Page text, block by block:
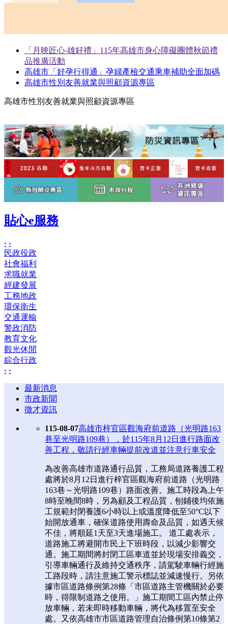
「月映匠心‧雄好禮」115年高雄市身心障礙團體秋節禮
品推廣活動
高雄市「好孕行得通」孕婦產檢交通乘車補助全面加碼
高雄市性別友善就業與照顧資源專區
高雄市性別友善就業與照顧資源專區
貼心e服務
‹ ›
民政役政
社會福利
求職就業
經建發展
工務地政
環保衛生
交通運輸
警政消防
教育文化
觀光休閒
綜合行政
‹ ›
最新消息
市政新聞
徵才資訊
115-08-07高雄市梓官區觀海府前道路（光明路163
巷至光明路109巷），於115年8月12日進行路面改
善工程，敬請行經車輛提前改道並注意行車安全
為改善高雄市道路通行品質，工務局道路養護工程
處將於8月12日進行梓官區觀海府前道路（光明路
163巷～光明路109巷）路面改善。施工時段為上午
8時至晚間8時，另為顧及工程品質，刨鋪後均依施
工規範封閉養護6小時以上或溫度降低至50°C以下
始開放通車，確保道路使用壽命及品質，如遇天候
不佳，將順延1天至3天進場施工。 道工處表示，
道路施工將避開市民上下班時段，以減少影響交
通。施工期間將封閉工區車道並於現場安排義交，
引導車輛通行及維持交通秩序，請駕駛車輛行經施
工路段時，請注意施工警示標誌並減速慢行。另依
據市區道路條例第28條「市區道路主管機關於必要
時，得限制道路之使用。」施工期間工區內禁止停
放車輛，若未即時移動車輛，將代為移置至安全
處。又依高雄市市區道路管理自治條例第10條第2